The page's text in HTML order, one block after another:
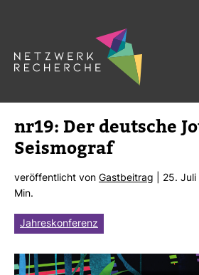
nr19: Der deut­sche
Seis­mo­graf
ver­öf­fent­licht von Gast­bei­trag | 25.
Min.
Jahreskonferenz